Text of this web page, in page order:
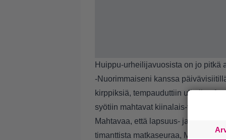
Huippu-urheilijavuosista on jo pitkä
-Nuorimmaiseni kanssa
kirppiksiä, tempauduttiin
syötiin mahtavat kiinalais-
Mahtavaa, että lapsuus- ja
timanttista matkaseuraa, Mila